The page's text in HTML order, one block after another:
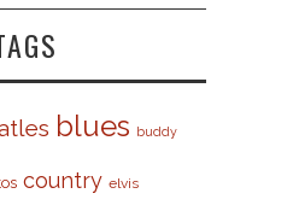
blues buddy
country elvis